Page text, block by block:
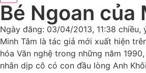
Bé Ngoan của
Ngày đăng: 03/04/2013, 11:38 chiều,
Minh Tâm là tác giả mới xuất hiện
hóa Văn nghệ trong những năm
nhân dịp cô có con đầu lòng Anh